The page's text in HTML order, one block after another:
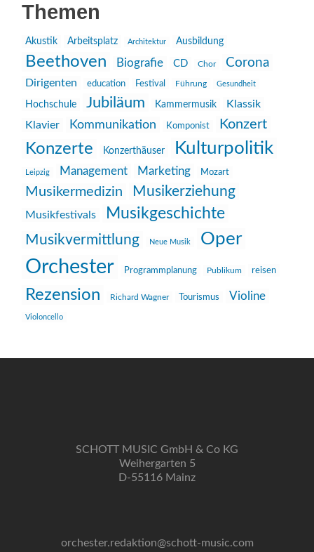
Themen
Akustik Arbeitsplatz Architektur Ausbildung
Beethoven Biografie CD Chor Corona
Dirigenten education Festival Führung Gesundheit
Hochschule Jubiläum Kammermusik
Klassik
Klavier
Kommunikation Komponist Konzert
Konzerte Konzerthäuser Kulturpolitik
Leipzig Management Marketing Mozart
Musikermedizin Musikerziehung
Musikfestivals Musikgeschichte
Musikvermittlung Neue Musik Oper
Orchester Programmplanung Publikum reisen
Rezension Richard Wagner Tourismus Violine
Violoncello
SCHOTT MUSIC GmbH & Co KG
Weihergarten 5
D-55116 Mainz
orchester.redaktion@schott-music.com